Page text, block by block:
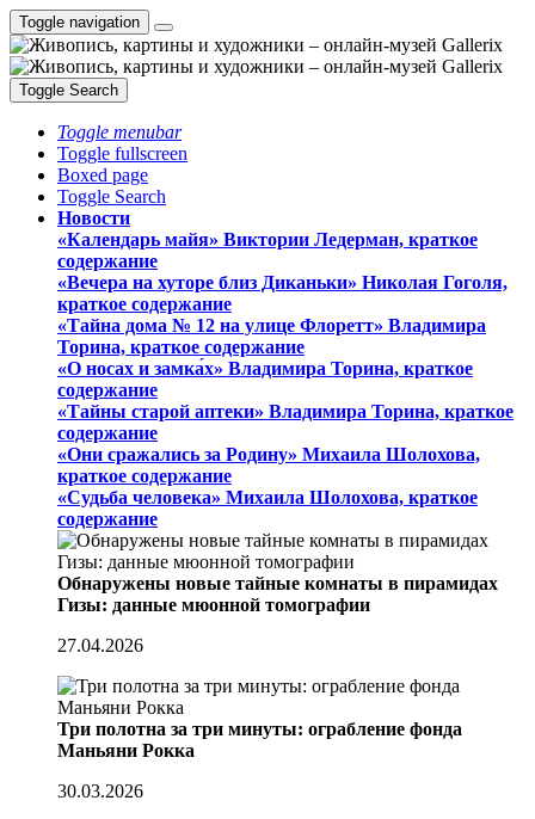
Toggle navigation
Toggle Search
Toggle menubar
Toggle fullscreen
Boxed page
Toggle Search
Новости
«Календарь майя» Виктории Ледерман, краткое
содержание
«Вечера на хуторе близ Диканьки» Николая Гоголя,
краткое содержание
«Тайна дома № 12 на улице Флоретт» Владимира
Торина, краткое содержание
«О носах и замка́х» Владимира Торина, краткое
содержание
«Тайны старой аптеки» Владимира Торина, краткое
содержание
«Они сражались за Родину» Михаила Шолохова,
краткое содержание
«Судьба человека» Михаила Шолохова, краткое
содержание
Обнаружены новые тайные комнаты в пирамидах
Гизы: данные мюонной томографии
27.04.2026
Три полотна за три минуты: ограбление фонда
Маньяни Рокка
30.03.2026